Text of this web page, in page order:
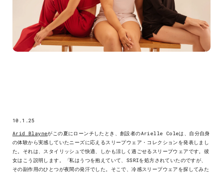
10.1.25
Arid Blayneがこの夏にローンチしたとき、創設者のArielle Coleは、自分自身
の体験から実感していたニーズに応えるスリープウェア・コレクションを発表しまし
た。それは、スタイリッシュで快適、しかも涼しく過ごせるスリープウェアです。彼
女はこう説明します。
「私はうつを抱えていて、SSRIを処方されていたのですが、
その副作用のひとつが夜間の発汗でした。そこで、冷感スリープウェアを探してみた